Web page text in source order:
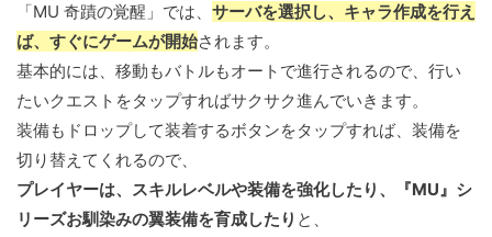
「MU 奇蹟の覚醒」では、 サーバを選択し、キャラ作成を行え
ば、すぐにゲームが開始されます。
基本的には、移動もバトルもオートで進行されるので、行い
たいクエストをタップすればサクサク進んでいきます。
装備もドロップして装着するボタンをタップすれば、装備を
切り替えてくれるので、
プレイヤーは、スキルレベルや装備を強化したり、『MU』シ
リーズお馴染みの翼装備を育成したり と、